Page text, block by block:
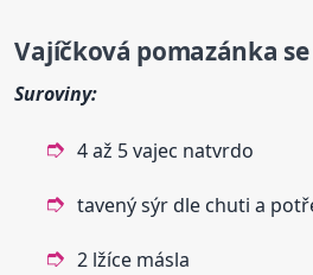
Vajíčková pomazánka
Suroviny:
4 až 5 vajec natvrdo
tavený sýr dle chuti a
2 lžíce másla